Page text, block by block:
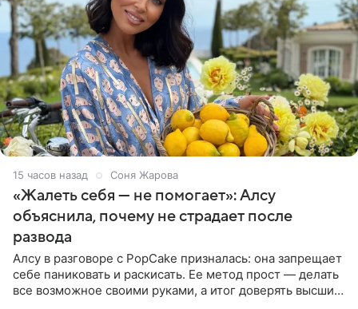
15 часов назад Соня Жарова
«Жалеть себя — не помогает»: Алсу
объяснила, почему не страдает после
развода
Алсу в разговоре с PopCake призналась: она запрещает
себе паниковать и раскисать. Ее метод прост — делать
все возможное своими руками, а итог доверять высшим